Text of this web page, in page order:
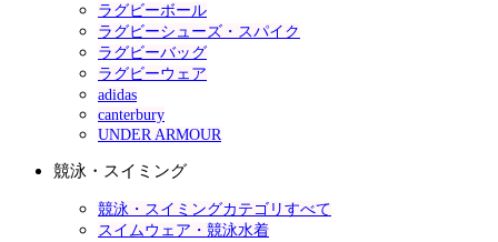
ラグビーボール
ラグビーシューズ・スパイク
ラグビーバッグ
ラグビーウェア
adidas
canterbury
UNDER ARMOUR
競泳・スイミング
競泳・スイミングカテゴリすべて
スイムウェア・競泳水着